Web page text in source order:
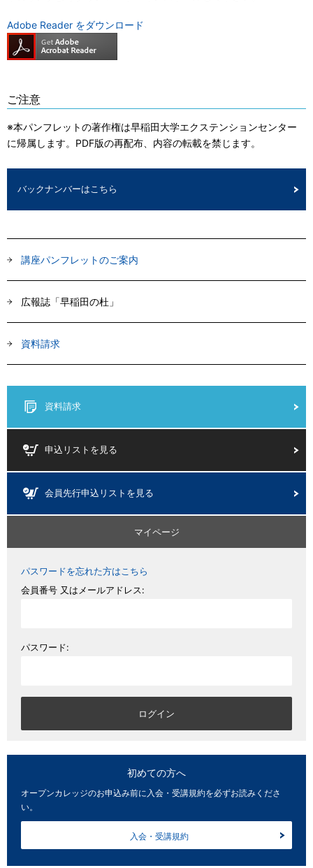
Adobe Reader をダウンロード
ご注意
※本パンフレットの著作権は早稲田大学エクステンションセンター
に帰属します。PDF版の再配布、内容の転載を禁じます。
バックナンバーはこちら
講座パンフレットのご案内
広報誌「早稲田の杜」
資料請求
資料請求
申込リストを見る
会員先行申込リストを見る
マイページ
パスワードを忘れた方はこちら
会員番号 又はメールアドレス:
パスワード:
初めての方へ
オープンカレッジのお申込み前に入会・受講規約を必ずお読みくださ
い。
入会・受講規約